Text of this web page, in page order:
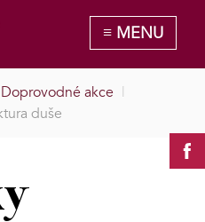
Doprovodné akce |
duše